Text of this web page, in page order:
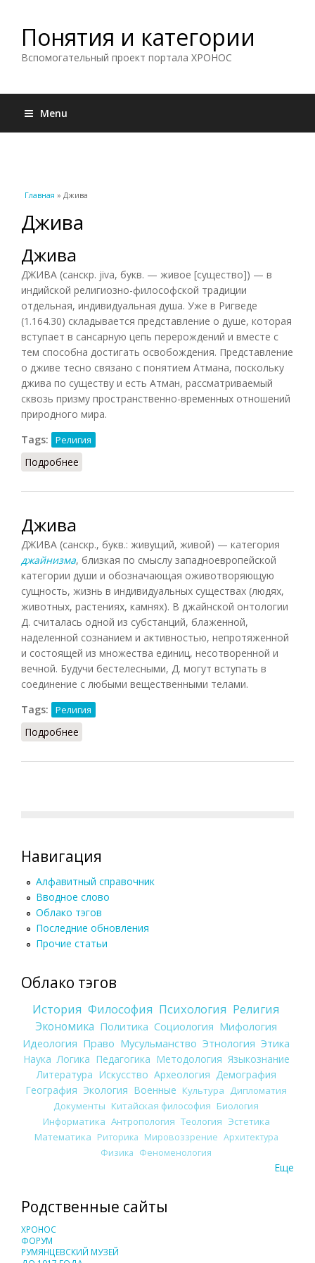
Понятия и категории
Вспомогательный проект портала ХРОНОС
Menu
Вы здесь
Главная » Джива
Джива
Джива
ДЖИВА (санскр. jiva, букв. — живое [существо]) — в
индийской религиозно-философской традиции
отдельная, индивидуальная душа. Уже в Ригведе
(1.164.30) складывается представление о душе, которая
вступает в сансарную цепь перерождений и вместе с
тем способна достигать освобождения. Представление
о дживе тесно связано с понятием Атмана, поскольку
джива по существу и есть Атман, рассматриваемый
сквозь призму пространственно-временных отношений
природного мира.
Tags:
Религия
Подробнее
Джива
ДЖИВА (санскр., букв.: живущий, живой) — категория
джайнизма, близкая по смыслу западноевропейской
категории души и обозначающая оживотворяющую
сущность, жизнь в индивидуальных существах (людях,
животных, растениях, камнях). В джайнской онтологии
Д. считалась одной из субстанций, блаженной,
наделенной сознанием и активностью, непротяженной
и состоящей из множества единиц, несотворенной и
вечной. Будучи бестелесными, Д. могут вступать в
соединение с любыми вещественными телами.
Tags:
Религия
Подробнее
Навигация
Алфавитный справочник
Вводное слово
Облако тэгов
Последние обновления
Прочие статьи
Облако тэгов
История Философия Психология Религия
Экономика Политика Социология Мифология
Идеология Право Мусульманство Этнология Этика
Наука Логика Педагогика Методология Языкознание
Литература Искусство Археология Демография
География Экология Военные Культура
Дипломатия
Документы Китайская философия Биология
Информатика Антропология Теология Эстетика
Математика Риторика Мировоззрение Архитектура
Физика Феноменология
Еще
Родственные сайты
ХРОНОС
ФОРУМ
РУМЯНЦЕВСКИЙ МУЗЕЙ